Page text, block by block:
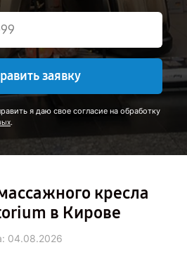
заявку
я даю свое согласие на обработку
.
кресла
в Кирове
04.08.2026